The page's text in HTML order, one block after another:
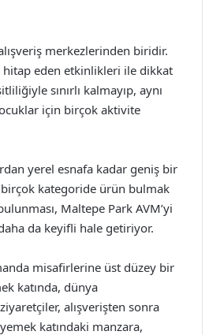
merkezlerinden biridir.
hitap eden etkinlikleri ile dikkat
sınırlı kalmayıp, aynı
için birçok aktivite
yerel esnafa kadar geniş bir
kategoride ürün bulmak
Maltepe Park AVM’yi
da keyifli hale getiriyor.
misafirlerine üst düzey bir
katında, dünya
alışverişten sonra
katındaki manzara,